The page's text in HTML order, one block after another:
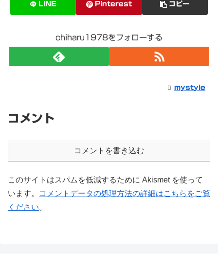
LINE Pinterest コピー
chiharu1978をフォローする
mystyle
コメント
コメントを書き込む
このサイトはスパムを低減するために Akismet を使って
います。
コメントデータの処理方法の詳細はこちらをご覧
ください。